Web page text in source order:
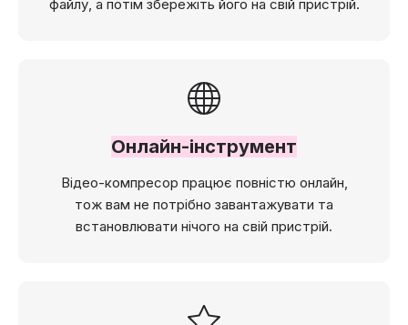
файлу, а потім збережіть його на свій пристрій.
Онлайн-інструмент
Відео-компресор працює повністю онлайн,
тож вам не потрібно завантажувати та
встановлювати нічого на свій пристрій.